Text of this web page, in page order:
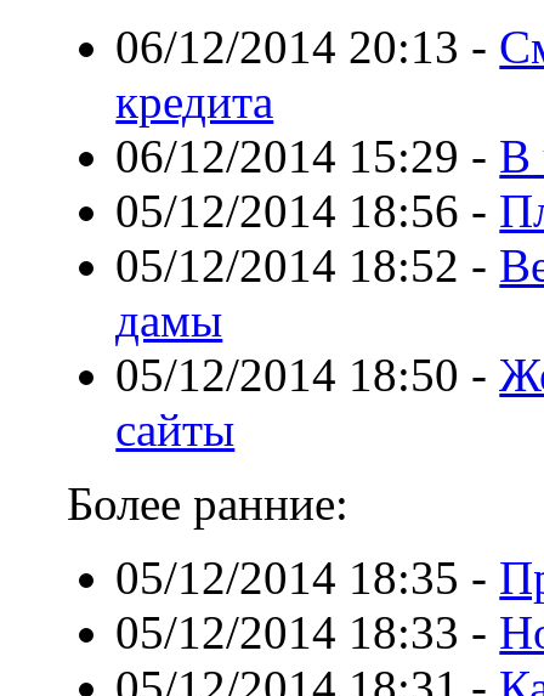
06/12/2014 20:13 -
кредита
06/12/2014 15:29 - В
05/12/2014 18:56 -
05/12/2014 18:52 -
дамы
05/12/2014 18:50 -
сайты
Более ранние:
05/12/2014 18:35 -
05/12/2014 18:33 -